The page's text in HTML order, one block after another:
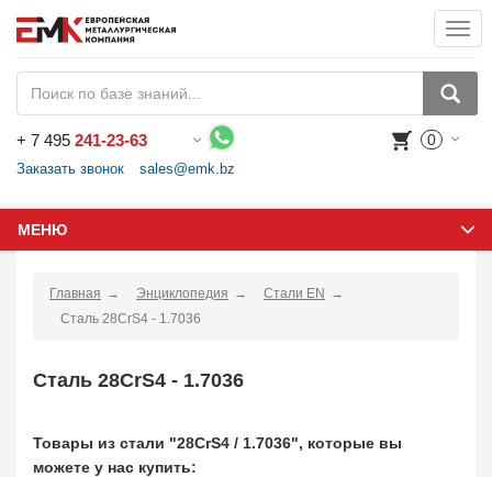
+ 7 495 241-23-63
Заказать звонок sales@emk.bz
0
МЕНЮ
Главная Энциклопедия
Стали EN
Сталь 28CrS4 - 1.7036
Сталь 28CrS4 - 1.7036
Товары из стали "28CrS4 / 1.7036", которые вы
можете у нас купить: